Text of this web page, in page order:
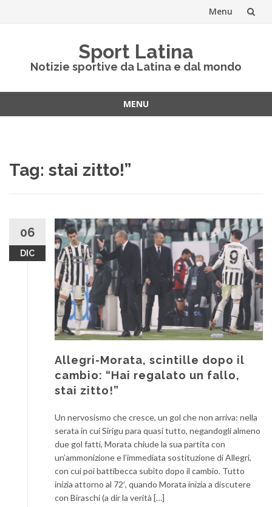
Menu
Sport Latina
Notizie sportive da Latina e dal mondo
MENU
Tag: stai zitto!”
06
DIC
Allegri-Morata, scintille dopo il
cambio: “Hai regalato un fallo,
stai zitto!”
Un nervosismo che cresce, un gol che non arriva: nella
serata in cui Sirigu para quasi tutto, negandogli almeno
due gol fatti, Morata chiude la sua partita con
un’ammonizione e l’immediata sostituzione di Allegri,
con cui poi battibecca subito dopo il cambio. Tutto
inizia attorno al 72′, quando Morata inizia a discutere
con Biraschi (a dir la verità […]